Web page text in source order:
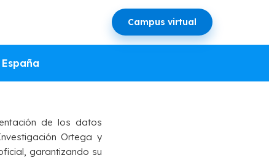
Campus virtual
DE
de los datos
Ortega y
garantizando su